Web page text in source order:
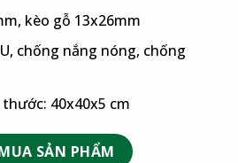
kèo gỗ 13x26mm
chống nắng nóng, chống
40x40x5 cm
SẢN PHẨM